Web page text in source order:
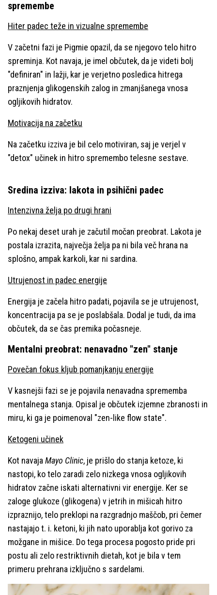
spremembe
Hiter padec teže in vizualne spremembe
V začetni fazi je Pigmie opazil, da se njegovo telo hitro
spreminja. Kot navaja, je imel občutek, da je videti bolj
"definiran" in lažji, kar je verjetno posledica hitrega
praznjenja glikogenskih zalog in zmanjšanega vnosa
ogljikovih hidratov.
Motivacija na začetku
Na začetku izziva je bil celo motiviran, saj je verjel v
"detox" učinek in hitro spremembo telesne sestave.
Sredina izziva: lakota in psihični padec
Intenzivna želja po drugi hrani
Po nekaj deset urah je začutil močan preobrat. Lakota je
postala izrazita, največja želja pa ni bila več hrana na
splošno, ampak karkoli, kar ni sardina.
Utrujenost in padec energije
Energija je začela hitro padati, pojavila se je utrujenost,
koncentracija pa se je poslabšala. Dodal je tudi, da ima
občutek, da se čas premika počasneje.
Mentalni preobrat: nenavadno "zen" stanje
Povečan fokus kljub pomanjkanju energije
V kasnejši fazi se je pojavila nenavadna sprememba
mentalnega stanja. Opisal je občutek izjemne zbranosti in
miru, ki ga je poimenoval "zen-like flow state".
Ketogeni učinek
Kot navaja Mayo Clinic, je prišlo do stanja ketoze, ki
nastopi, ko telo zaradi zelo nizkega vnosa ogljikovih
hidratov začne iskati alternativni vir energije. Ker se
zaloge glukoze (glikogena) v jetrih in mišicah hitro
izpraznijo, telo preklopi na razgradnjo maščob, pri čemer
nastajajo t. i. ketoni, ki jih nato uporablja kot gorivo za
možgane in mišice. Do tega procesa pogosto pride pri
postu ali zelo restriktivnih dietah, kot je bila v tem
primeru prehrana izključno s sardelami.